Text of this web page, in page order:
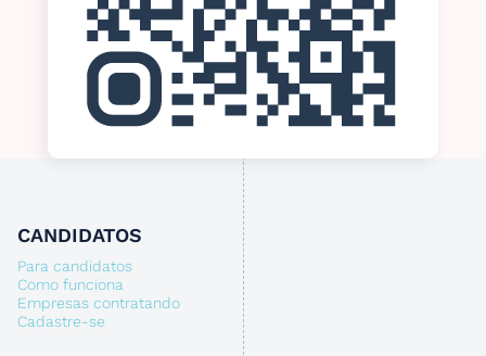
CANDIDATOS
Para candidatos
Como funciona
Empresas contratando
Cadastre-se